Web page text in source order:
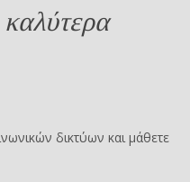
δικτύων και μάθετε